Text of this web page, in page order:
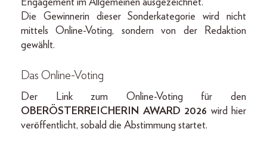
Engagement im Allgemeinen ausgezeichnet.
Die Gewinnerin dieser Sonderkategorie wird nicht
mittels Online-Voting, sondern von der Redaktion
gewählt.
Das Online-Voting
Der Link zum Online-Voting für den
OBERÖSTERREICHERIN AWARD 2026 wird hier
veröffentlicht, sobald die Abstimmung startet.